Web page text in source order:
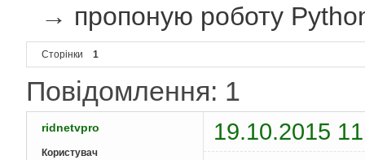
→ пропоную роботу
Сторінки 1
Повідомлення: 1
ridnetvpro 19.10.2015
Користувач